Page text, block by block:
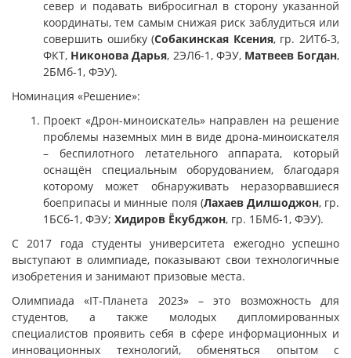
север и подавать вибросигнал в сторону указанной
координаты, тем самым снижая риск заблудиться или
совершить ошибку (Собакинская Ксения, гр. 2ИТб-3,
ФКТ, Никонова Дарья, 2ЭЛб-1, ФЭУ, Матвеев Богдан,
2БМб-1, ФЭУ).
Номинация «Решение»:
Проект «Дрон-миноискатель» направлен на решение
проблемы наземных мин в виде дрона-миноискателя
– беспилотного летательного аппарата, который
оснащён специальным оборудованием, благодаря
которому может обнаруживать неразорвавшиеся
боеприпасы и минные поля (Лахаев Дилшоджон, гр.
1БСб-1, ФЭУ; Хидиров Ёкубджон, гр. 1БМб-1, ФЭУ).
С 2017 года студенты университета ежегодно успешно
выступают в олимпиаде, показывают свои технологичные
изобретения и занимают призовые места.
Олимпиада «IT-Планета 2023» – это возможность для
студентов, а также молодых дипломированных
специалистов проявить себя в сфере информационных и
инновационных технологий, обменяться опытом с